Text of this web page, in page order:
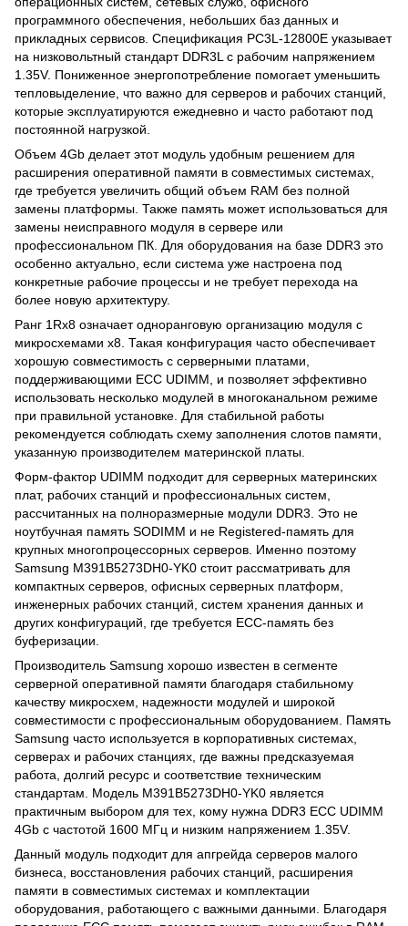
программного обеспечения, небольших баз данных и
прикладных сервисов. Спецификация PC3L-12800E указывает
на низковольтный стандарт DDR3L с рабочим напряжением
1.35V. Пониженное энергопотребление помогает уменьшить
тепловыделение, что важно для серверов и рабочих станций,
которые эксплуатируются ежедневно и часто работают под
постоянной нагрузкой.
Объем 4Gb делает этот модуль удобным решением для
расширения оперативной памяти в совместимых системах,
где требуется увеличить общий объем RAM без полной
замены платформы. Также память может использоваться для
замены неисправного модуля в сервере или
профессиональном ПК. Для оборудования на базе DDR3 это
особенно актуально, если система уже настроена под
конкретные рабочие процессы и не требует перехода на
более новую архитектуру.
Ранг 1Rx8 означает однoранговую организацию модуля с
микросхемами x8. Такая конфигурация часто обеспечивает
хорошую совместимость с серверными платами,
поддерживающими ECC UDIMM, и позволяет эффективно
использовать несколько модулей в многоканальном режиме
при правильной установке. Для стабильной работы
рекомендуется соблюдать схему заполнения слотов памяти,
указанную производителем материнской платы.
Форм-фактор UDIMM подходит для серверных материнских
плат, рабочих станций и профессиональных систем,
рассчитанных на полноразмерные модули DDR3. Это не
ноутбучная память SODIMM и не Registered-память для
крупных многопроцессорных серверов. Именно поэтому
Samsung M391B5273DH0-YK0 стоит рассматривать для
компактных серверов, офисных серверных платформ,
инженерных рабочих станций, систем хранения данных и
других конфигураций, где требуется ECC-память без
буферизации.
Производитель Samsung хорошо известен в сегменте
серверной оперативной памяти благодаря стабильному
качеству микросхем, надежности модулей и широкой
совместимости с профессиональным оборудованием. Память
Samsung часто используется в корпоративных системах,
серверах и рабочих станциях, где важны предсказуемая
работа, долгий ресурс и соответствие техническим
стандартам. Модель M391B5273DH0-YK0 является
практичным выбором для тех, кому нужна DDR3 ECC UDIMM
4Gb с частотой 1600 МГц и низким напряжением 1.35V.
Данный модуль подходит для апгрейда серверов малого
бизнеса, восстановления рабочих станций, расширения
памяти в совместимых системах и комплектации
оборудования, работающего с важными данными. Благодаря